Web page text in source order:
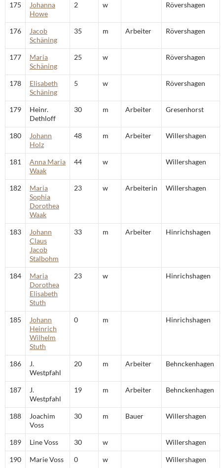
175
Johanna
Howe
2 w Rövershagen
176
Jacob
Schäning
35 m Arbeiter Rövershagen
177
Maria
Schäning
25 w Rövershagen
178
Elisabeth
Schäning
5 w Rövershagen
179
Heinr.
Dethloff
30 m Arbeiter Gresenhorst
180
Johann
Holz
48 m Arbeiter Willershagen
181
Anna Maria
Waak
44 w Willershagen
182
Maria
Sophia
Dorothea
Waak
23 w Arbeiterin Willershagen
183
Johann
Claus
Jacob
Stalbohm
33 m Arbeiter Hinrichshagen
184
Maria
Dorothea
Elisabeth
Stuth
23 w Hinrichshagen
185
Johann
Heinrich
Wilhelm
Stuth
0 m Hinrichshagen
186
J.
Westpfahl
20 m Arbeiter Behnckenhagen
187
J.
Westpfahl
19 m Arbeiter Behnckenhagen
188
Joachim
Voss
30 m Bauer Willershagen
189 Line Voss 30 w Willershagen
190 Marie Voss 0 w Willershagen